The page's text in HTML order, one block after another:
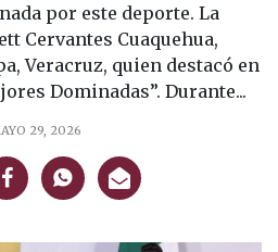
por este deporte. La
Cervantes Cuaquehua,
Veracruz, quien destacó en
Dominadas”. Durante...
29, 2026